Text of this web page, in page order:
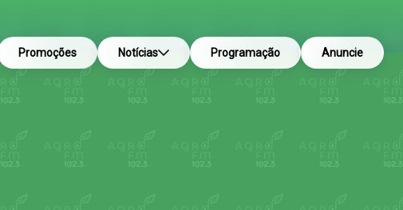
Promoções Notícias Programação Anuncie